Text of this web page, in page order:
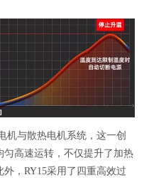
机与散热电机系统，这一创
高速运转，不仅提升了加热
，RY15采用了四重高效过